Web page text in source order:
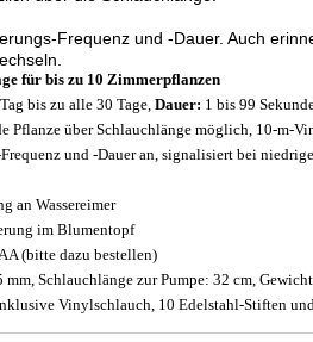
Frequenz und -Dauer. Auch
für bis zu 10 Zimmerpflanzen
bis zu alle 30 Tage, Dauer: 1 bis 99
Pflanze über Schlauchlänge möglich, 10-m-
und -Dauer an, signalisiert bei
an Wassereimer
im Blumentopf
(bitte dazu bestellen)
Schlauchlänge zur Pumpe: 32 cm,
Vinylschlauch, 10 Edelstahl-Stiften